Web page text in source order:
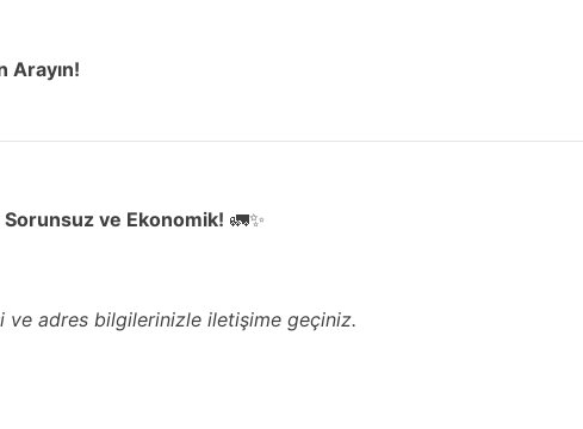
Arayın!
ve Ekonomik! 🚛✨
ve adres bilgilerinizle iletişime geçiniz.